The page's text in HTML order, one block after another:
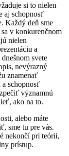
si to nielen
aj schopnosť
Každý deň sme
v konkurenčnom
nielen
a
svete
nevýrazný
znamenať
a schopnosť
významnú
ako na to.
alebo máte
sme tu pre vás.
nekončí pri teórii,
prístup.